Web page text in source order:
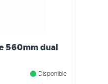
560mm dual
Disponible